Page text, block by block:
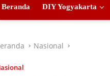
Beranda DIY Yogyakarta
Nasional